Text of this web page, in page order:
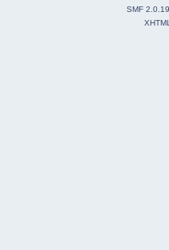
SMF 2.0.19